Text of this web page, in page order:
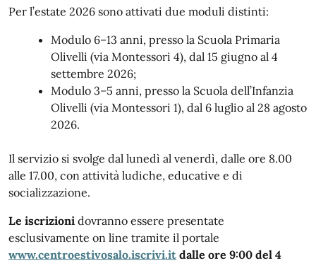
Per l’estate 2026 sono attivati due moduli distinti:
Modulo 6–13 anni, presso la Scuola Primaria
Olivelli (via Montessori 4), dal 15 giugno al 4
settembre 2026;
Modulo 3–5 anni, presso la Scuola dell’Infanzia
Olivelli (via Montessori 1), dal 6 luglio al 28 agosto
2026.
Il servizio si svolge dal lunedì al venerdì, dalle ore 8.00
alle 17.00, con attività ludiche, educative e di
socializzazione.
Le iscrizioni dovranno essere presentate
esclusivamente on line tramite il portale
www.centroestivosalo.iscrivi.it dalle ore 9:00 del 4